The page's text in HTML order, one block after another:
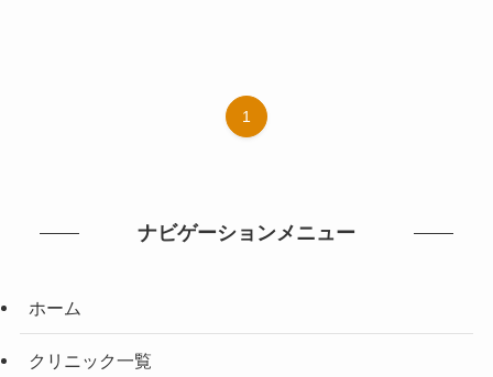
1
ナビゲーションメニュー
ホーム
クリニック一覧